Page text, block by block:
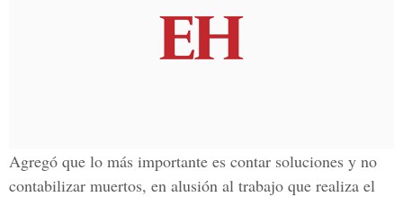
Agregó que lo más importante es contar soluciones y no
contabilizar muertos, en alusión al trabajo que realiza el